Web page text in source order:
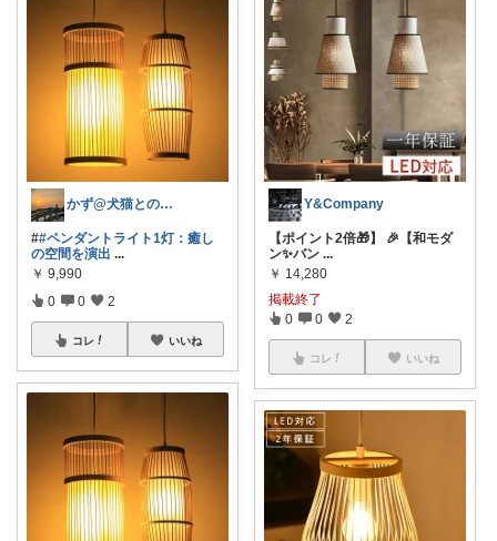
かず@犬猫との暮らし
##ペンダントライト1灯：癒し
の空間を演出 ...
￥ 9,990
0 0 2
コレ いいね
Y&Company
【ポイント2倍🎁】 🎉【和モダ
ン✨バン ...
￥ 14,280
掲載終了
0 0 2
コレ いいね